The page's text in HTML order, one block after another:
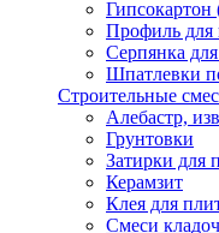
Профиль для
Серпянка
Шпатлевки
Строительные
Алебастр,
Грунтовки
Затирки для
Керамзит
Клея для
Смеси